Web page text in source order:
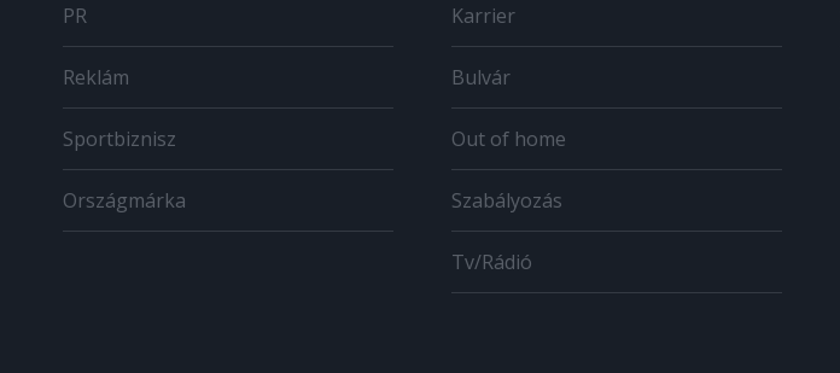
PR
Reklám
Sportbiznisz
Országmárka
Karrier
Bulvár
Out of home
Szabályozás
Tv/Rádió